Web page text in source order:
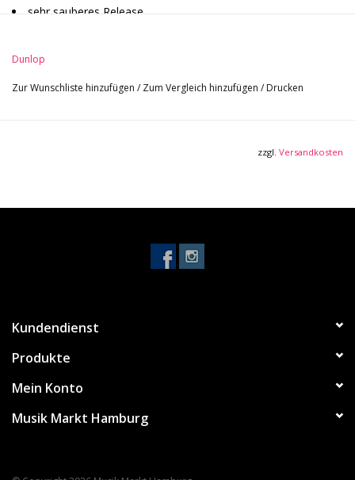
sehr sauberes Release
optimal für sehr schnelle Licks und Riffs
ausgeprägter ''Grip'' für bessere Kontrolle
Dunlop
Zur Wunschliste hinzufügen / Zum Vergleich hinzufügen / Drucken
zzgl. Versandkosten
Kundendienst
Produkte
Mein Konto
Musik Markt Hamburg